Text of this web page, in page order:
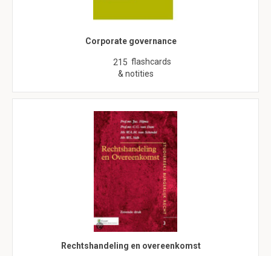
Corporate governance
215 flashcards
& notities
Rechtshandeling en overeenkomst